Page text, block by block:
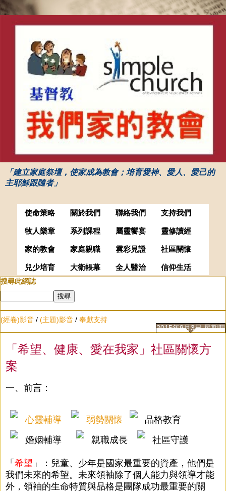
「建立家庭祭壇，使家成為教會；培育愛神、愛人、愛己的
主耶穌跟隨者」
使命策略 關於我們 聯絡我們 支持我們
牧人樂章 系列課程 屬靈饗宴 靈修讀經
家的教會 家庭親職 雲彩見證 社區關懷
兒少培育 大衛帳幕 全人醫治
信仰生活
搜尋此網誌
(經卷)影音 / (主題)影音 / 奉獻支持
2015年9月3日 星期四
「希望、健康、愛在我家」社區關懷方
案
一、前言：
心靈輔導 弱勢關懷
品格教育
婚姻輔導
親職成長 社區守護
「 希望 」：兒童、少年是國家最重要的資產，他們是
我們未來的希望。未來領袖除了個人能力與領導才能
外，領袖的生命特質與品格是團隊成功最重要的關